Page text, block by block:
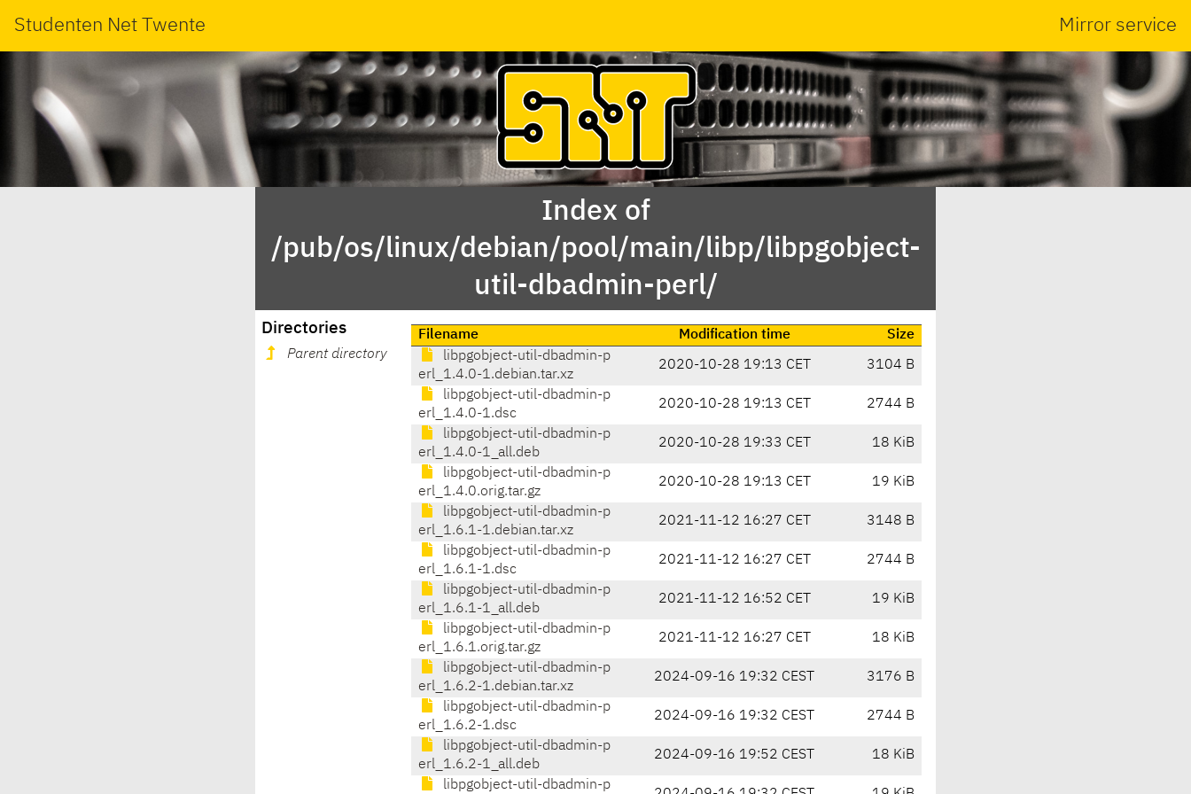
Studenten Net Twente Mirror service
Index of
/pub/os/linux/debian/pool/main/libp/libpgobject-
util-dbadmin-perl/
Directories
Parent directory
Filename Modification time
Size
libpgobject-util-dbadmin-p
erl_1.4.0-1.debian.tar.xz
2020-10-28 19:13 CET 3104 B
libpgobject-util-dbadmin-p
erl_1.4.0-1.dsc
2020-10-28 19:13 CET 2744 B
libpgobject-util-dbadmin-p
erl_1.4.0-1_all.deb
2020-10-28 19:33 CET 18 KiB
libpgobject-util-dbadmin-p
erl_1.4.0.orig.tar.gz
2020-10-28 19:13 CET 19 KiB
libpgobject-util-dbadmin-p
erl_1.6.1-1.debian.tar.xz
2021-11-12 16:27 CET 3148 B
libpgobject-util-dbadmin-p
erl_1.6.1-1.dsc
2021-11-12 16:27 CET 2744 B
libpgobject-util-dbadmin-p
erl_1.6.1-1_all.deb
2021-11-12 16:52 CET 19 KiB
libpgobject-util-dbadmin-p
erl_1.6.1.orig.tar.gz
2021-11-12 16:27 CET 18 KiB
libpgobject-util-dbadmin-p
erl_1.6.2-1.debian.tar.xz
2024-09-16 19:32 CEST 3176 B
libpgobject-util-dbadmin-p
erl_1.6.2-1.dsc
2024-09-16 19:32 CEST 2744 B
libpgobject-util-dbadmin-p
erl_1.6.2-1_all.deb
2024-09-16 19:52 CEST 18 KiB
libpgobject-util-dbadmin-p